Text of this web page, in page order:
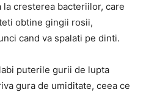
cresterea bacteriilor, care
obtine gingii rosii,
cand va spalati pe dinti.
puterile gurii de lupta
gura de umiditate, ceea ce